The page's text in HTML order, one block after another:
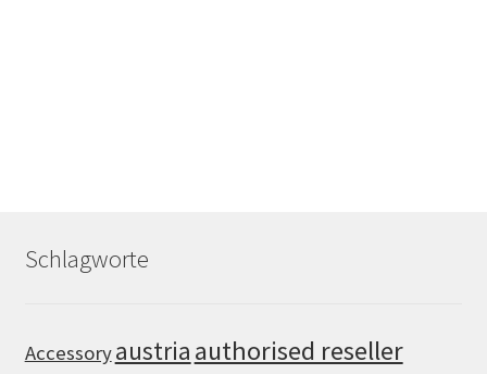
Schlagworte
Accessoryaustria authorised reseller